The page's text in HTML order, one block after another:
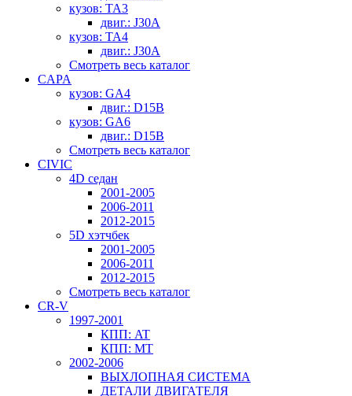
кузов: TA3
двиг.: J30A
кузов: TA4
двиг.: J30A
Смотреть весь каталог
CAPA
кузов: GA4
двиг.: D15B
кузов: GA6
двиг.: D15B
Смотреть весь каталог
CIVIC
4D седан
2001-2005
2006-2011
2012-2015
5D хэтчбек
2001-2005
2006-2011
2012-2015
Смотреть весь каталог
CR-V
1997-2001
КПП: AT
КПП: MT
2002-2006
ВЫХЛОПНАЯ СИСТЕМА
ДЕТАЛИ ДВИГАТЕЛЯ